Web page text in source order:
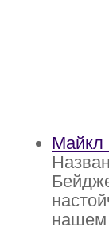
Майкл
нашем